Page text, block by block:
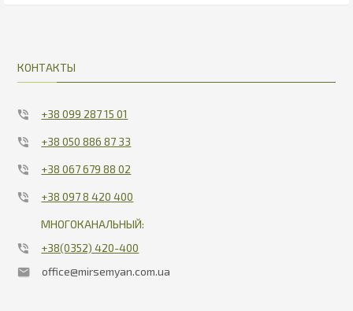
КОНТАКТЫ
+38 099 287 15 01
+38 050 886 87 33
+38 067 679 88 02
+38 097 8 420 400
МНОГОКАНАЛЬНЫЙ:
+38(0352) 420-400
office@mirsemyan.com.ua